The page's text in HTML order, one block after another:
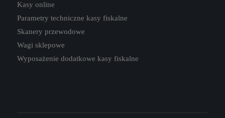
Kasy online
Parametry techniczne kasy fiskalne
Skanery przewodowe
Wagi sklepowe
Wyposażenie dodatkowe kasy fiskalne